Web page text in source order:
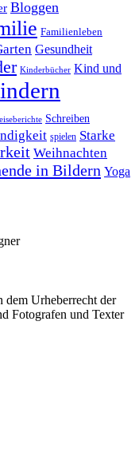
Bloggen
Familienleben
Gesundheit
Kinderbücher Kind und
Schreiben
spielen Starke
Weihnachten
in Bildern Yoga
Urheberrecht der
Fotografen und Texter